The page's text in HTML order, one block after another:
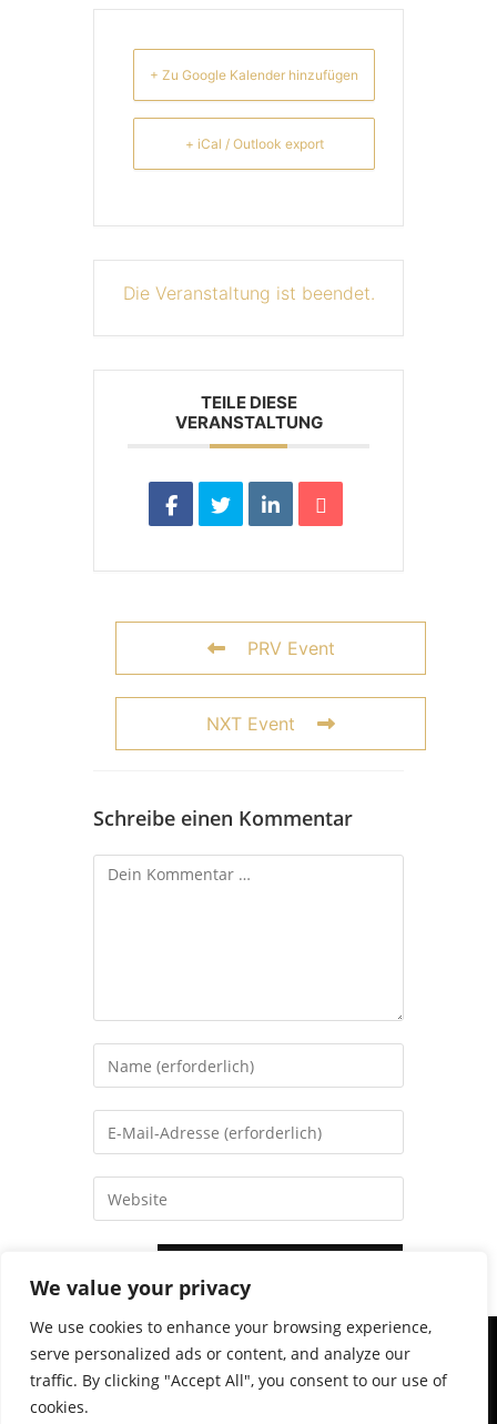
We value your privacy
We use cookies to enhance your browsing experience,
serve personalized ads or content, and analyze our
traffic. By clicking "Accept All", you consent to our use of
cookies.
+ Zu Google Kalender hinzufügen
+ iCal / Outlook export
Die Veranstaltung ist beendet.
TEILE DIESE
VERANSTALTUNG
PRV Event
NXT Event
Schreibe einen Kommentar
© 2026. BSC Oberhausen, Fußballförderverein Schwarz-Weiß.
Alle Rechte vorbehalten | Konzipiert und erstellt vonEchtlerWeb